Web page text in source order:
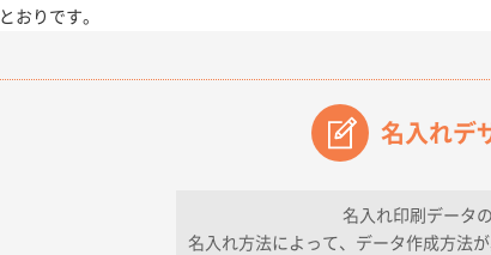
おりです。
社様 【オーダー商品】特別ご注文ページ043000枚 2026年07月03
名入れデ
名入れ印刷データ
名入れ方法によって、データ作成方法